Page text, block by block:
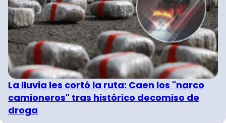
La lluvia les cortó la ruta: Caen los "narco
camioneros" tras histórico decomiso de
droga